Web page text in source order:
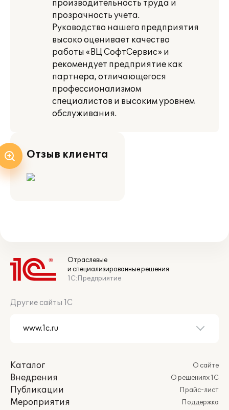
производительность труда и
прозрачность учета.
Руководство нашего предприятия
высоко оценивает качество
работы «ВЦ СофтСервис» и
рекомендует предприятие как
партнера, отличающегося
профессионализмом
специалистов и высоким уровнем
обслуживания.
Отзыв клиента
Отраслевые
и специализированные решения
1С:Предприятие
Другие сайты 1С
Каталог
Внедрения
Публикации
Мероприятия
О сайте
О решениях 1С
Прайс-лист
Поддержка